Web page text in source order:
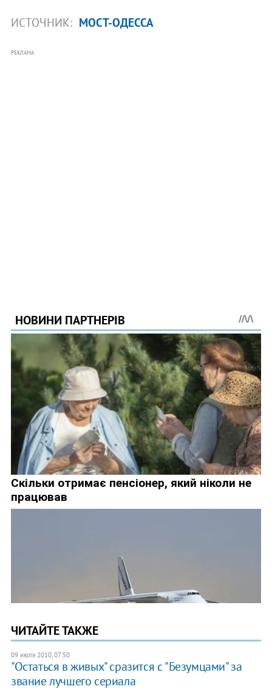
ИСТОЧНИК: МОСТ-ОДЕССА
РЕКЛАМА
ЧИТАЙТЕ ТАКЖЕ
09 июля 2010, 07:50
"Остаться в живых" сразится с "Безумцами" за
звание лучшего сериала